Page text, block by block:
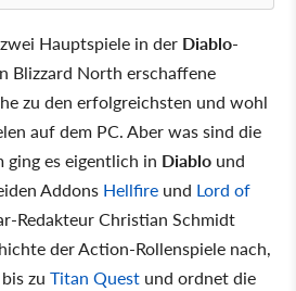
Hauptspiele in der Diablo-
Blizzard North erschaffene
zu den erfolgreichsten und wohl
auf dem PC. Aber was sind die
es eigentlich in Diablo und
Addons Hellfire und Lord of
Redakteur Christian Schmidt
der Action-Rollenspiele nach,
zu Titan Quest und ordnet die